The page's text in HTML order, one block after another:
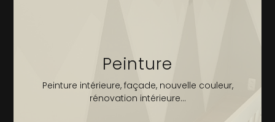
Peinture
Peinture intérieure, façade, nouvelle couleur,
rénovation intérieure...